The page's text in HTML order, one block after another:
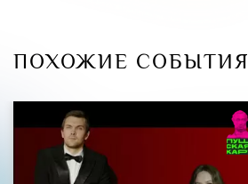
ПОХОЖИЕ СОБЫТИЯ